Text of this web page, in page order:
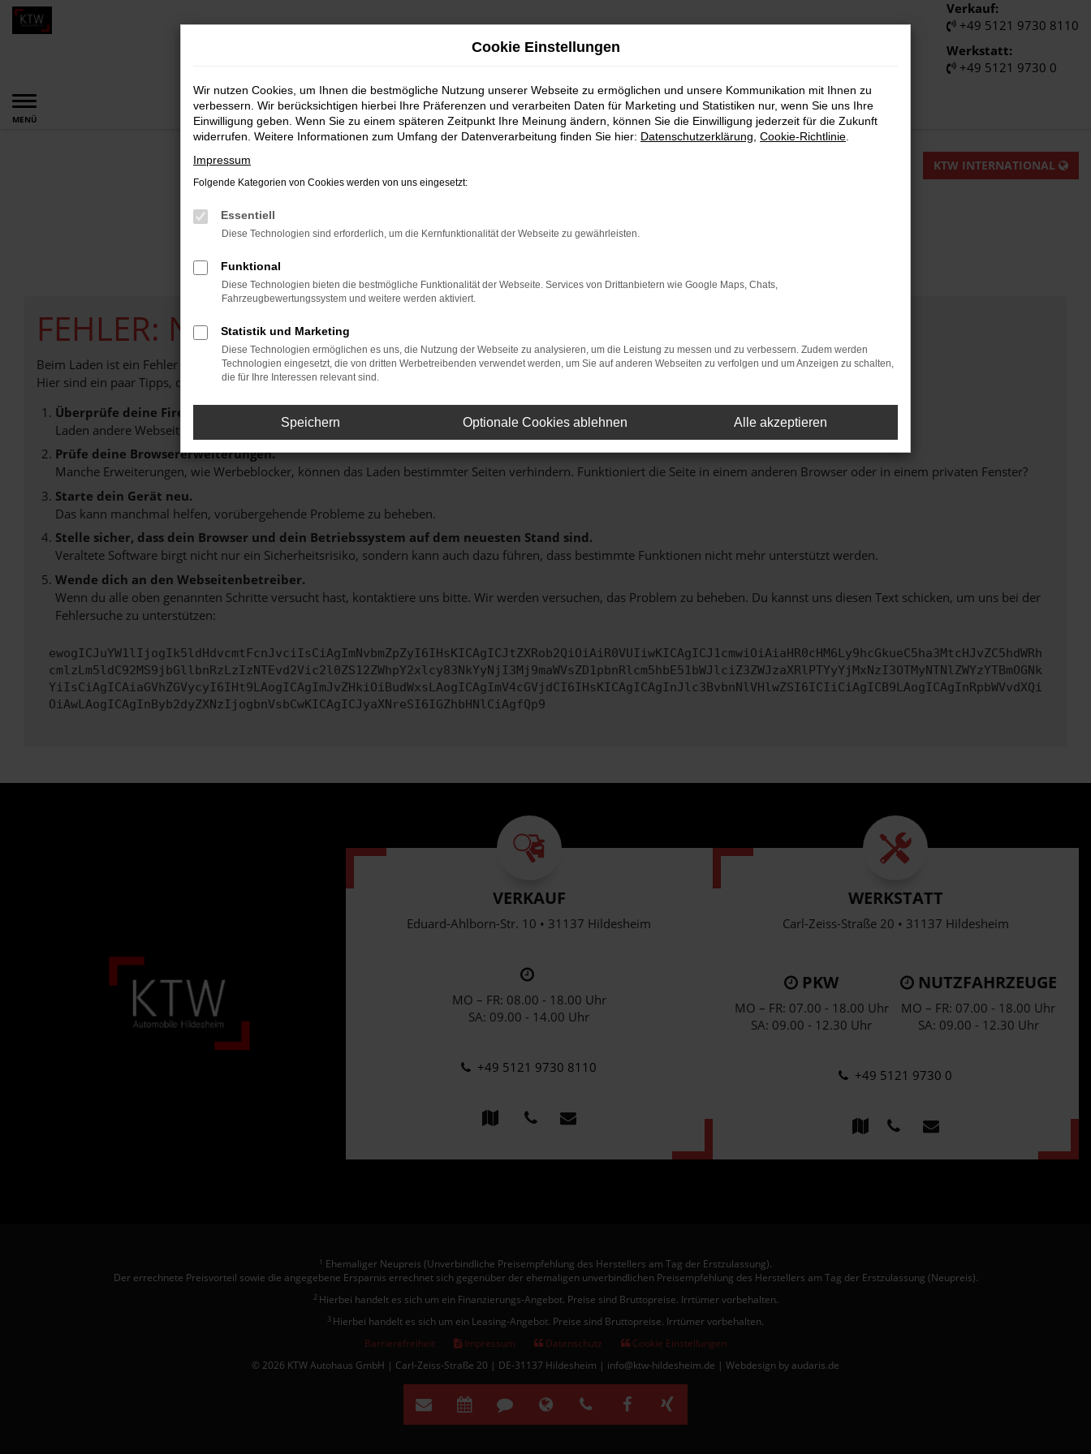
Zum
Verkauf:
+49 5121 9730 8110
Werkstatt:
+49 5121 9730 0
MENÜ
Startseite Fahrzeugangebote
KTW INTERNATIONAL
FAHRZEUGANGEBOTE
FEHLER: NETWORK ERROR
Beim Laden ist ein Fehler aufgetreten.
Hier sind ein paar Tipps, die dir helfen können:
Überprüfe deine Firewall und deine Internetverbindung.
Laden andere Webseiten, zum Beispiel deine Suchmaschine?
Prüfe deine Browsererweiterungen.
Manche Erweiterungen, wie Werbeblocker, können das Laden bestimmter Seiten verhindern. Funktioniert die Seite in einem anderen Browser oder in einem privaten Fenster?
Starte dein Gerät neu.
Das kann manchmal helfen, vorübergehende Probleme zu beheben.
Stelle sicher, dass dein Browser und dein Betriebssystem auf dem neuesten Stand sind.
Veraltete Software birgt nicht nur ein Sicherheitsrisiko, sondern kann auch dazu führen, dass bestimmte Funktionen nicht mehr unterstützt werden.
Wende dich an den Webseitenbetreiber.
Wenn du alle oben genannten Schritte versucht hast, kontaktiere uns bitte. Wir werden versuchen, das Problem zu beheben. Du kannst uns diesen Text schicken, um uns bei der
Fehlersuche zu unterstützen:
ewogICJuYW1lIjogIk5ldHdvcmtFcnJvciIsCiAgImNvbmZpZyI6IHsKICAgICJtZXRob2QiOiAiR0VUIiwKICAgICJ1cmwiOiAiaHR0cHM6Ly9hcGkueC5ha3MtcHJvZC5hdWRh
cmlzLm5ldC92MS9jbGllbnRzLzIzNTEvd2Vic2l0ZS12ZWhpY2xlcy83NkYyNjI3Mj9maWVsZD1pbnRlcm5hbE51bWJlciZ3ZWJzaXRlPTYyYjMxNzI3OTMyNTNlZWYzYTBmOGNk
YiIsCiAgICAiaGVhZGVycyI6IHt9LAogICAgImJvZHkiOiBudWxsLAogICAgImV4cGVjdCI6IHsKICAgICAgInJlc3BvbnNlVHlwZSI6ICIiCiAgICB9LAogICAgInRpbWVvdXQi
OiAwLAogICAgInByb2dyZXNzIjogbnVsbCwKICAgICJyaXNreSI6IGZhbHNlCiAgfQp9
VERKAUF
Eduard-Ahlborn-Str. 10 • 31137 Hildesheim
MO – FR: 08.00 - 18.00 Uhr
SA: 09.00 - 14.00 Uhr
+49 5121 9730 8110
WERKSTATT
Carl-Zeiss-Straße 20 • 31137 Hildesheim
PKW
MO – FR: 07.00 - 18.00 Uhr
SA: 09.00 - 12.30 Uhr
NUTZFAHRZEUGE
MO – FR: 07.00 - 18.00 Uhr
SA: 09.00 - 12.30 Uhr
+49 5121 9730 0
1 Ehemaliger Neupreis (Unverbindliche Preisempfehlung des Herstellers am Tag der Erstzulassung).
Der errechnete Preisvorteil sowie die angegebene Ersparnis errechnet sich gegenüber der ehemaligen unverbindlichen Preisempfehlung des Herstellers am Tag der Erstzulassung (Neupreis).
2 Hierbei handelt es sich um ein Finanzierungs-Angebot. Preise sind Bruttopreise. Irrtümer vorbehalten.
3 Hierbei handelt es sich um ein Leasing-Angebot. Preise sind Bruttopreise. Irrtümer vorbehalten.
Barrierefreiheit
Impressum Datenschutz
Cookie Einstellungen
© 2026 KTW Autohaus GmbH | Carl-Zeiss-Straße 20 | DE-31137 Hildesheim | info@ktw-hildesheim.de | Webdesign by audaris.de
Cookie Einstellungen
Wir nutzen Cookies, um Ihnen die bestmögliche Nutzung unserer Webseite zu ermöglichen und unsere Kommunikation mit Ihnen zu
verbessern. Wir berücksichtigen hierbei Ihre Präferenzen und verarbeiten Daten für Marketing und Statistiken nur, wenn Sie uns Ihre
Einwilligung geben. Wenn Sie zu einem späteren Zeitpunkt Ihre Meinung ändern, können Sie die Einwilligung jederzeit für die Zukunft
widerrufen. Weitere Informationen zum Umfang der Datenverarbeitung finden Sie hier: Datenschutzerklärung Cookie-Richtlinie
Impressum
Folgende Kategorien von Cookies werden von uns eingesetzt:
Essentiell
Diese Technologien sind erforderlich, um die Kernfunktionalität der Webseite zu gewährleisten.
Funktional
Diese Technologien bieten die bestmögliche Funktionalität der Webseite. Services von Drittanbietern wie Google Maps, Chats,
Fahrzeugbewertungssystem und weitere werden aktiviert.
Statistik und Marketing
Diese Technologien ermöglichen es uns, die Nutzung der Webseite zu analysieren, um die Leistung zu messen und zu verbessern. Zudem werden
Technologien eingesetzt, die von dritten Werbetreibenden verwendet werden, um Sie auf anderen Webseiten zu verfolgen und um Anzeigen zu schalten,
die für Ihre Interessen relevant sind.
Speichern Optionale Cookies ablehnen Alle akzeptieren